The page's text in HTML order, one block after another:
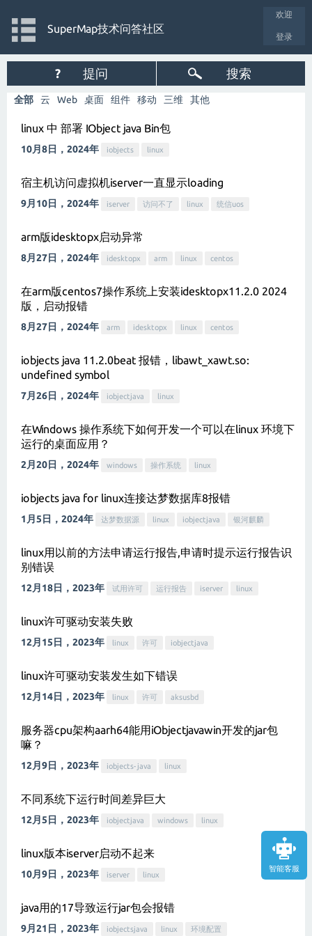
智能客服
欢迎
登录
SuperMap技术问答社区
? 提问 搜索
全部 云 Web 桌面 组件 移动 三维 其他
linux 中 部署 IObject java Bin包
10月8日，2024年 iobjects linux
宿主机访问虚拟机iserver一直显示loading
9月10日，2024年 iserver 访问不了 linux 统信uos
arm版idesktopx启动异常
8月27日，2024年 idesktopx arm linux centos
在arm版centos7操作系统上安装idesktopx11.2.0 2024
版，启动报错
8月27日，2024年 arm idesktopx linux centos
iobjects java 11.2.0beat 报错，libawt_xawt.so:
undefined symbol
7月26日，2024年 iobjectjava linux
在Windows 操作系统下如何开发一个可以在linux 环境下
运行的桌面应用？
2月20日，2024年 windows 操作系统 linux
iobjects java for linux连接达梦数据库8报错
1月5日，2024年 达梦数据源 linux iobjectjava 银河麒麟
linux用以前的方法申请运行报告,申请时提示运行报告识
别错误
12月18日，2023年 试用许可 运行报告 iserver linux
linux许可驱动安装失败
12月15日，2023年 linux 许可 iobjectjava
linux许可驱动安装发生如下错误
12月14日，2023年 linux 许可 aksusbd
服务器cpu架构aarh64能用iObjectjavawin开发的jar包
嘛？
12月9日，2023年 iobjects-java linux
不同系统下运行时间差异巨大
12月5日，2023年 iobjectjava windows linux
linux版本iserver启动不起来
10月9日，2023年 iserver linux
java用的17导致运行jar包会报错
9月21日，2023年 iobjectsjava linux 环境配置